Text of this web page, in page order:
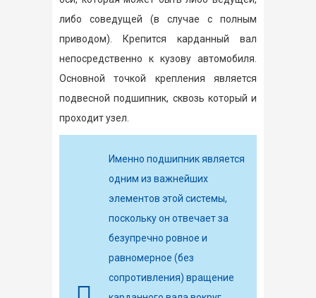
либо соведущей (в случае с полным
приводом). Крепится карданный вал
непосредственно к кузову автомобиля.
Основной точкой крепления является
подвесной подшипник, сквозь который и
проходит узел.
Именно подшипник является
одним из важнейших
элементов этой системы,
поскольку он отвечает за
безупречно ровное и
равномерное (без
сопротивления) вращение